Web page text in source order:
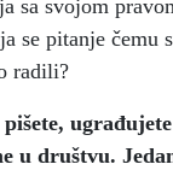
sa svojom
se pitanje čemu
radili?
u društvu.